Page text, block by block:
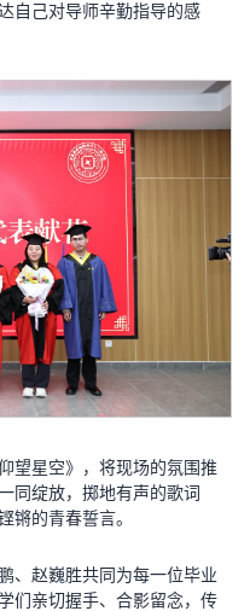
自己对导师辛勤指导的感
望星空》，将现场的氛围推
同绽放，掷地有声的歌词
锵的青春誓言。
、赵巍胜共同为每一位毕业
们亲切握手、合影留念，传